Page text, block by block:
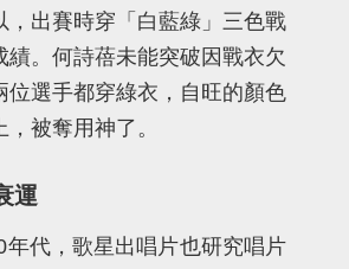
，出賽時穿「白藍綠」三色戰
績。何詩蓓未能突破因戰衣欠
位選手都穿綠衣，自旺的顏色
被奪用神了。
運
年代，歌星出唱片也研究唱片